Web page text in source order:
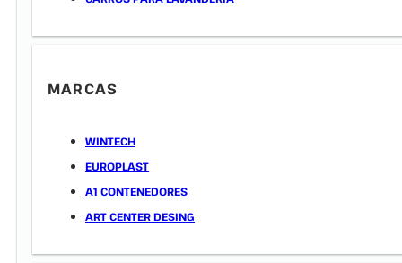
MARCAS
WINTECH
EUROPLAST
A1 CONTENEDORES
ART CENTER DESING